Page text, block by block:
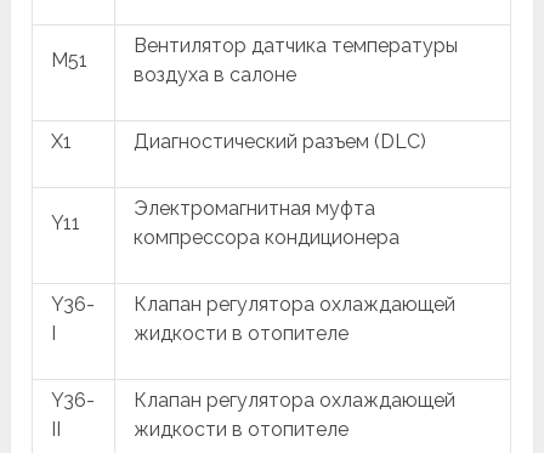
M51
Вентилятор датчика температуры
воздуха в салоне
X1 Диагностический разъем (DLC)
Y11
Электромагнитная муфта
компрессора кондиционера
Y36-
Клапан регулятора охлаждающей
жидкости в отопителе
Y36-
Клапан регулятора охлаждающей
жидкости в отопителе